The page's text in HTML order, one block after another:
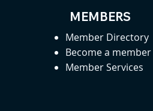
MEMBERS
Member Directory
Become a member
Member Services